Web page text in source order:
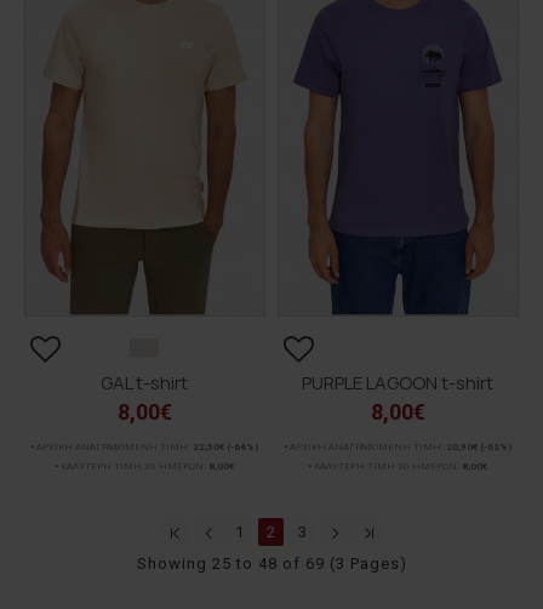
GAL t-shirt
8,00€
ΑΡΧΙΚΗ ΑΝΑΓΡΑΦΟΜΕΝΗ ΤΙΜΗ: 22,50€ (-64%)
ΚΑΛΥΤΕΡΗ ΤΙΜΗ 30 ΗΜΕΡΩΝ:
8,00€
PURPLE LAGOON t-shirt
8,00€
ΑΡΧΙΚΗ ΑΝΑΓΡΑΦΟΜΕΝΗ ΤΙΜΗ: 20,90€ (-62%)
ΚΑΛΥΤΕΡΗ ΤΙΜΗ 30 ΗΜΕΡΩΝ:
8,00€
1 2
3
Showing 25 to 48 of 69 (3 Pages)